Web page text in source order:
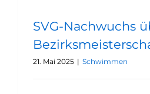
SVG-Nachwuchs
21. Mai 2025 | Schwimmen